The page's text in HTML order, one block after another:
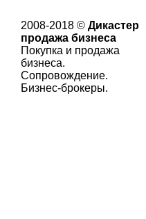
2008-2018 © Дикастер
продажа бизнеса
Покупка и продажа
бизнеса.
Сопровождение.
Бизнес-брокеры.